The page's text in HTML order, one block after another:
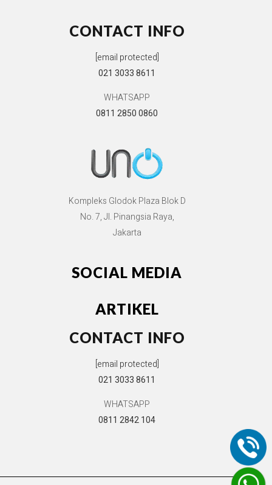
CONTACT INFO
[email protected]
021 3033 8611
WHATSAPP
0811 2850 0860
Kompleks Glodok Plaza Blok D
No. 7, Jl. Pinangsia Raya,
Jakarta
SOCIAL MEDIA
ARTIKEL
CONTACT INFO
[email protected]
021 3033 8611
WHATSAPP
0811 2842 104